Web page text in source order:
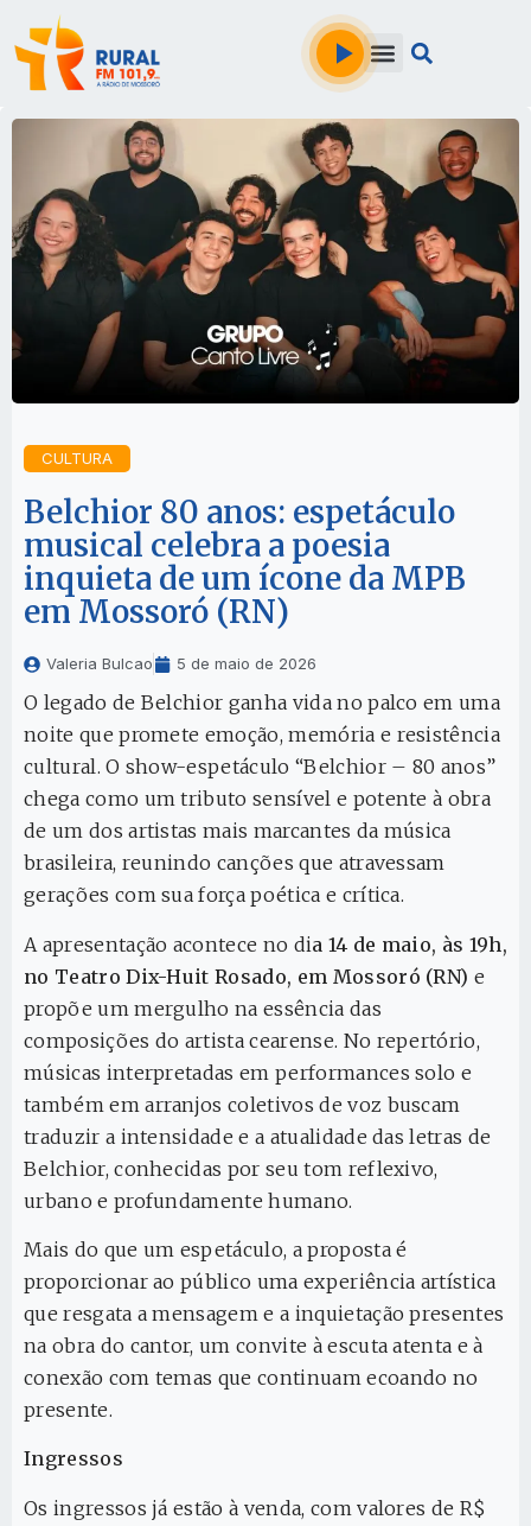
CULTURA
Belchior 80 anos: espetáculo
musical celebra a poesia
inquieta de um ícone da MPB
em Mossoró (RN)
Valeria Bulcao 5 de maio de 2026
O legado de Belchior ganha vida no palco em uma
noite que promete emoção, memória e resistência
cultural. O show-espetáculo “Belchior – 80 anos”
chega como um tributo sensível e potente à obra
de um dos artistas mais marcantes da música
brasileira, reunindo canções que atravessam
gerações com sua força poética e crítica.
A apresentação acontece no dia 14 de maio, às 19h,
no Teatro Dix-Huit Rosado, em Mossoró (RN) e
propõe um mergulho na essência das
composições do artista cearense. No repertório,
músicas interpretadas em performances solo e
também em arranjos coletivos de voz buscam
traduzir a intensidade e a atualidade das letras de
Belchior, conhecidas por seu tom reflexivo,
urbano e profundamente humano.
Mais do que um espetáculo, a proposta é
proporcionar ao público uma experiência artística
que resgata a mensagem e a inquietação presentes
na obra do cantor, um convite à escuta atenta e à
conexão com temas que continuam ecoando no
presente.
Ingressos
Os ingressos já estão à venda, com valores de R$